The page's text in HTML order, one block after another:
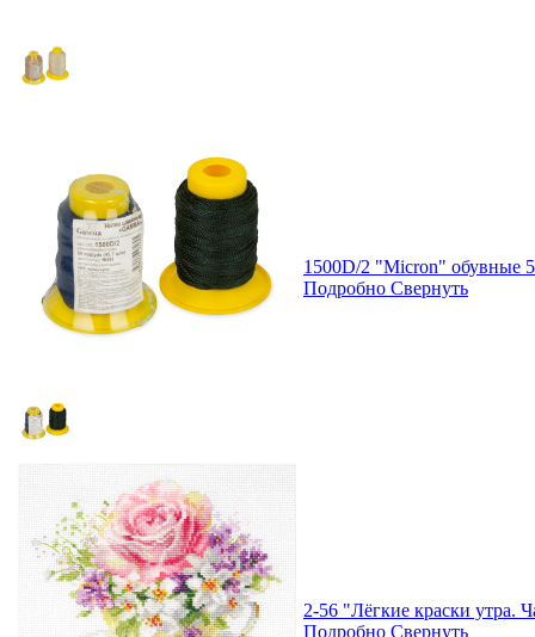
1500D/2 "Micron" обувные
Подробно Свернуть
2-56 "Лёгкие краски утра.
Подробно Свернуть